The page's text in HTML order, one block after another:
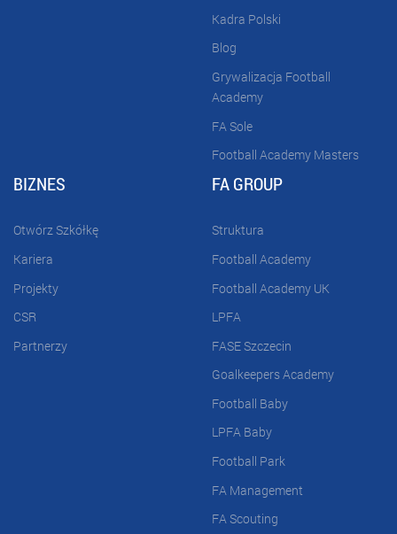
Kadra Polski
Blog
Grywalizacja Football
Academy
FA Sole
Football Academy Masters
BIZNES
Otwórz Szkółkę
Kariera
Projekty
CSR
Partnerzy
FA GROUP
Struktura
Football Academy
Football Academy UK
LPFA
FASE Szczecin
Goalkeepers Academy
Football Baby
LPFA Baby
Football Park
FA Management
FA Scouting